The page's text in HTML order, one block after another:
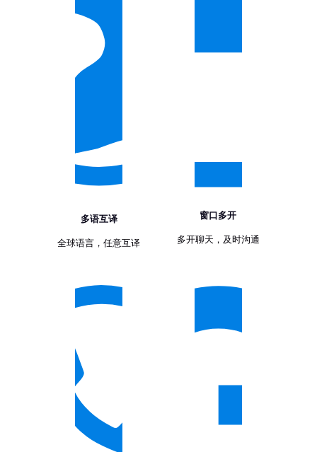
多语互译
全球语言，任意互译
窗口多开
多开聊天，及时沟通